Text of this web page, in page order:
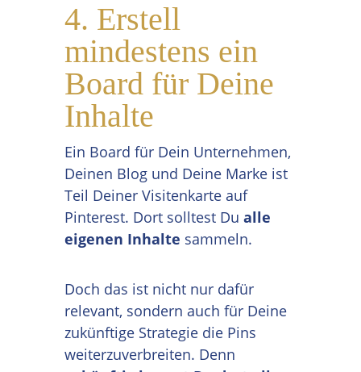
4. Erstell
mindestens ein
Board für Deine
Inhalte
Ein Board für Dein Unternehmen,
Deinen Blog und Deine Marke ist
Teil Deiner Visitenkarte auf
Pinterest. Dort solltest Du alle
eigenen Inhalte sammeln.
Doch das ist nicht nur dafür
relevant, sondern auch für Deine
zukünftige Strategie die Pins
weiterzuverbreiten. Denn